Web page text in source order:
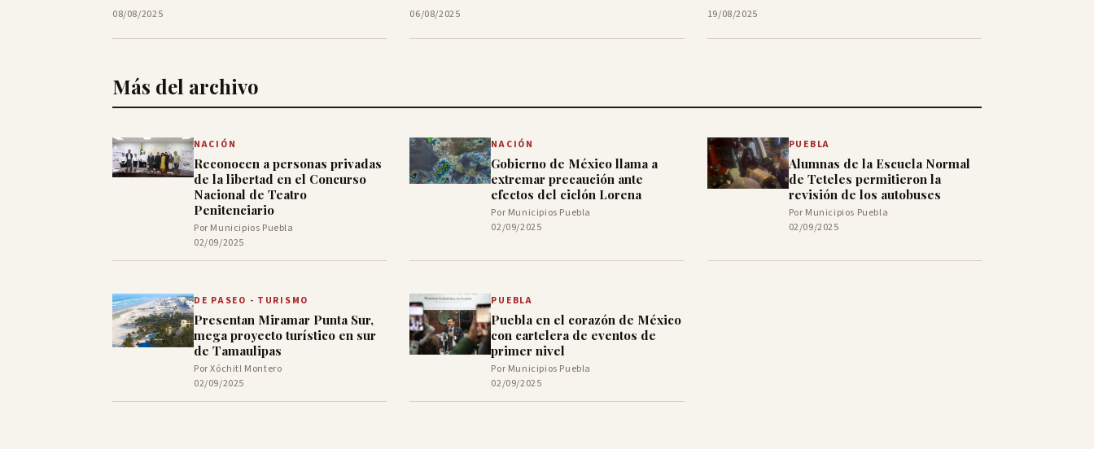
08/08/2025 06/08/2025 19/08/2025
Más del archivo
NACIÓN
Reconocen a personas privadas
de la libertad en el Concurso
Nacional de Teatro
Penitenciario
Por Municipios Puebla
02/09/2025
NACIÓN
Gobierno de México llama a
extremar precaución ante
efectos del ciclón Lorena
Por Municipios Puebla
02/09/2025
PUEBLA
Alumnas de la Escuela Normal
de Teteles permitieron la
revisión de los autobuses
Por Municipios Puebla
02/09/2025
DE PASEO - TURISMO
Presentan Miramar Punta Sur,
mega proyecto turístico en sur
de Tamaulipas
Por Xóchitl Montero
02/09/2025
PUEBLA
Puebla en el corazón de México
con cartelera de eventos de
primer nivel
Por Municipios Puebla
02/09/2025